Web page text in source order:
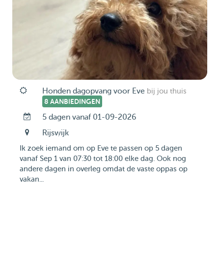
Honden dagopvang voor Eve bij jou thuis
8 AANBIEDINGEN
5 dagen vanaf 01-09-2026
Rijswijk
Ik zoek iemand om op Eve te passen op 5 dagen
vanaf Sep 1 van 07:30 tot 18:00 elke dag. Ook nog
andere dagen in overleg omdat de vaste oppas op
vakan...